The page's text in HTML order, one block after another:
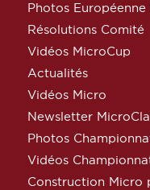
Photos
Résolutions Comité
Vidéos MicroCup
Actualités
Vidéos Micro
Newsletter
Photos
Vidéos
Construction Micro